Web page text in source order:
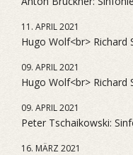
11. APRIL 2021
Hugo Wolf<br> Richard
09. APRIL 2021
Hugo Wolf<br> Richard
09. APRIL 2021
Peter Tschaikowski:
16. MÄRZ 2021